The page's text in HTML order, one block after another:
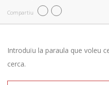
Compartiu
Introduïu la paraula que voleu
cerca.